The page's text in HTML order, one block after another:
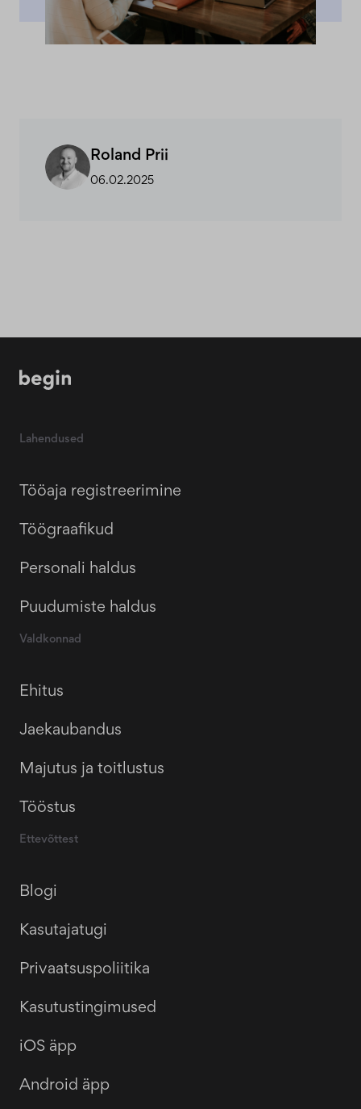
Roland Prii
06.02.2025
Lahendused
Tööaja registreerimine
Töögraafikud
Personali haldus
Puudumiste haldus
Valdkonnad
Ehitus
Jaekaubandus
Majutus ja toitlustus
Tööstus
Ettevõttest
Blogi
Kasutajatugi
Privaatsuspoliitika
Kasutustingimused
iOS äpp
Android äpp